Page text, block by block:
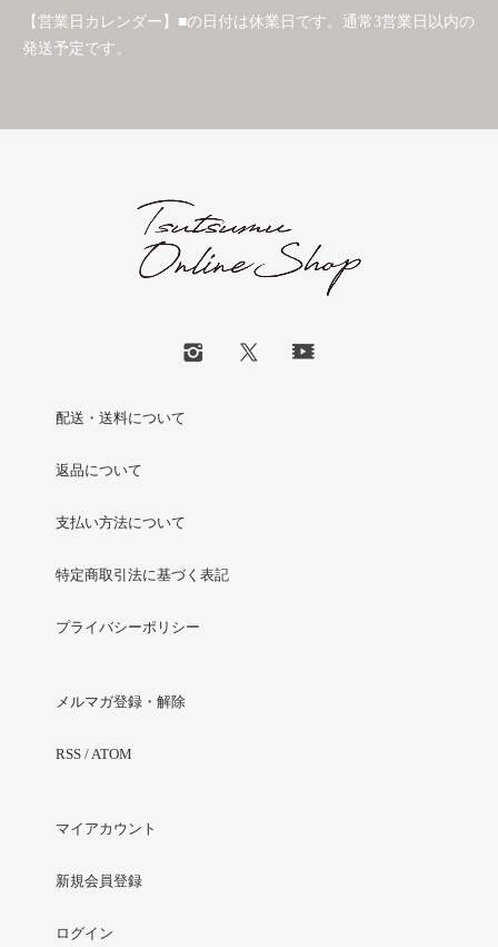
【営業日カレンダー】■の日付は休業日です。通常3営業日以内の
発送予定です。
配送・送料について
返品について
支払い方法について
特定商取引法に基づく表記
プライバシーポリシー
メルマガ登録・解除
RSS / ATOM
マイアカウント
新規会員登録
ログイン